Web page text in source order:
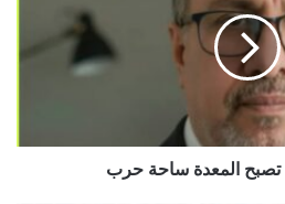
تصبح المعدة ساحة حرب